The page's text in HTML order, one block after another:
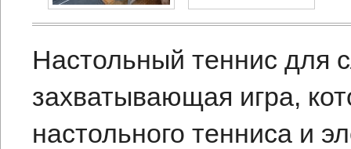
Настольный теннис для
захватывающая игра,
настольного тенниса и